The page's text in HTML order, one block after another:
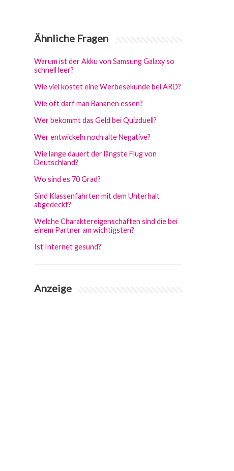
Ähnliche Fragen
Warum ist der Akku von Samsung Galaxy so
schnell leer?
Wie viel kostet eine Werbesekunde bei ARD?
Wie oft darf man Bananen essen?
Wer bekommt das Geld bei Quizduell?
Wer entwickeln noch alte Negative?
Wie lange dauert der längste Flug von
Deutschland?
Wo sind es 70 Grad?
Sind Klassenfahrten mit dem Unterhalt
abgedeckt?
Welche Charaktereigenschaften sind die bei
einem Partner am wichtigsten?
Ist Internet gesund?
Anzeige